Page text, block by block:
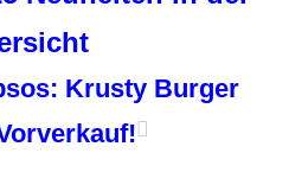
Krusty Burger